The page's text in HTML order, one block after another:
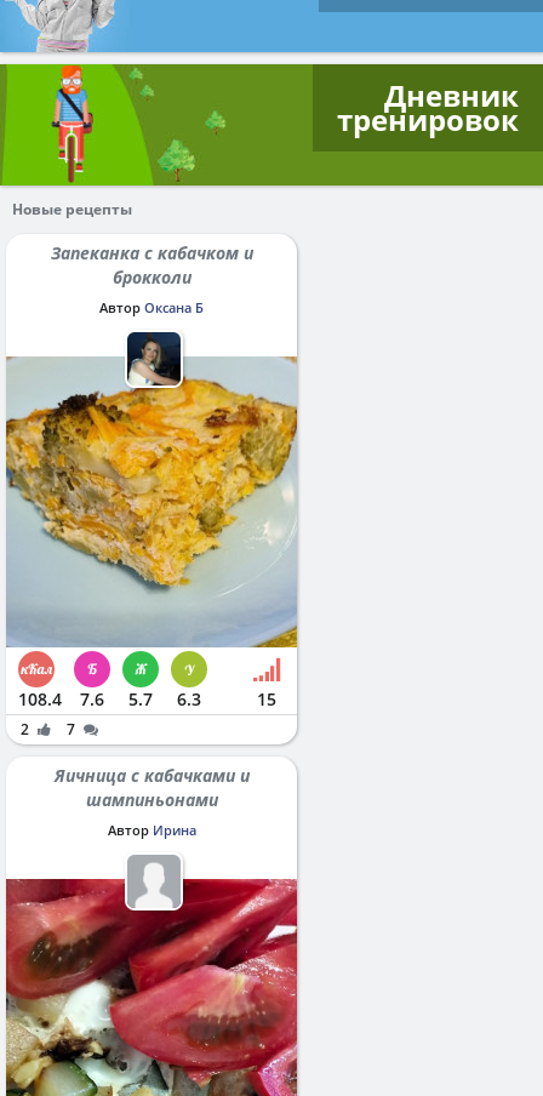
Дневник
тренировок
Новые рецепты
Запеканка с кабачком и
брокколи
Автор Оксана Б
108.4 7.6 5.7 6.3 15
2 7
Яичница с кабачками и
шампиньонами
Автор Ирина